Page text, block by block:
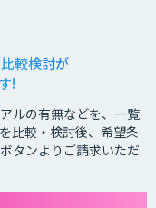
較検討が
!
ルの有無などを、一覧
比較・検討後、希望条
タンよりご請求いただ